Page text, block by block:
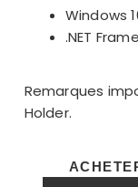
Windows
.NET
Remarques
Holder.